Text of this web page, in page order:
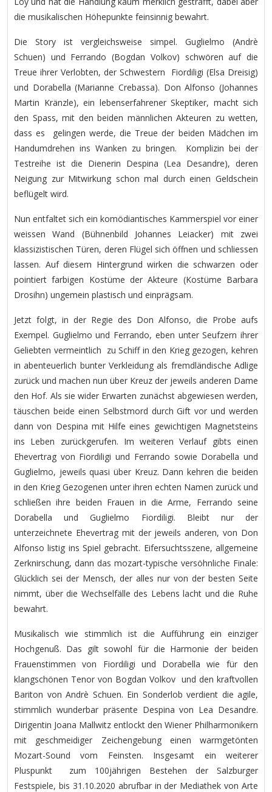
die musikalischen Höhepunkte feinsinnig bewahrt.
Die Story ist vergleichsweise simpel. Guglielmo (Andrè
Schuen) und Ferrando (Bogdan Volkov) schwören auf die
Treue ihrer Verlobten, der Schwestern Fiordiligi (Elsa Dreisig)
und Dorabella (Marianne Crebassa). Don Alfonso (Johannes
Martin Kränzle), ein lebenserfahrener Skeptiker, macht sich
den Spass, mit den beiden männlichen Akteuren zu wetten,
dass es gelingen werde, die Treue der beiden Mädchen im
Handumdrehen ins Wanken zu bringen. Komplizin bei der
Testreihe ist die Dienerin Despina (Lea Desandre), deren
Neigung zur Mitwirkung schon mal durch einen Geldschein
beflügelt wird.
Nun entfaltet sich ein komödiantisches Kammerspiel vor einer
weissen Wand (Bühnenbild Johannes Leiacker) mit zwei
klassizistischen Türen, deren Flügel sich öffnen und schliessen
lassen. Auf diesem Hintergrund wirken die schwarzen oder
pointiert farbigen Kostüme der Akteure (Kostüme Barbara
Drosihn) ungemein plastisch und einprägsam.
Jetzt folgt, in der Regie des Don Alfonso, die Probe aufs
Exempel. Guglielmo und Ferrando, eben unter Seufzern ihrer
Geliebten vermeintlich zu Schiff in den Krieg gezogen, kehren
in abenteuerlich bunter Verkleidung als fremdländische Adlige
zurück und machen nun über Kreuz der jeweils anderen Dame
den Hof. Als sie wider Erwarten zunächst abgewiesen werden,
täuschen beide einen Selbstmord durch Gift vor und werden
dann von Despina mit Hilfe eines gewichtigen Magnetsteins
ins Leben zurückgerufen. Im weiteren Verlauf gibts einen
Ehevertrag von Fiordiligi und Ferrando sowie Dorabella und
Guglielmo, jeweils quasi über Kreuz. Dann kehren die beiden
in den Krieg Gezogenen unter ihren echten Namen zurück und
schließen ihre beiden Frauen in die Arme, Ferrando seine
Dorabella und Guglielmo Fiordiligi. Bleibt nur der
unterzeichnete Ehevertrag mit der jeweils anderen, von Don
Alfonso listig ins Spiel gebracht. Eifersuchtsszene, allgemeine
Zerknirschung, dann das mozart-typische versöhnliche Finale:
Glücklich sei der Mensch, der alles nur von der besten Seite
nimmt, über die Wechselfälle des Lebens lacht und die Ruhe
bewahrt.
Musikalisch wie stimmlich ist die Aufführung ein einziger
Hochgenuß. Das gilt sowohl für die Harmonie der beiden
Frauenstimmen von Fiordiligi und Dorabella wie für den
klangschönen Tenor von Bogdan Volkov und den kraftvollen
Bariton von Andrè Schuen. Ein Sonderlob verdient die agile,
stimmlich wunderbar präsente Despina von Lea Desandre.
Dirigentin Joana Mallwitz entlockt den Wiener Philharmonikern
mit geschmeidiger Zeichengebung einen warmgetönten
Mozart-Sound vom Feinsten. Insgesamt ein weiterer
Pluspunkt zum 100jährigen Bestehen der Salzburger
Festspiele, bis 31.10.2020 abrufbar in der Mediathek von Arte